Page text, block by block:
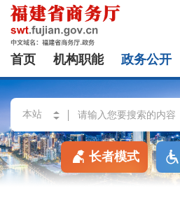
首页 机构职能 政务公开
长者模式